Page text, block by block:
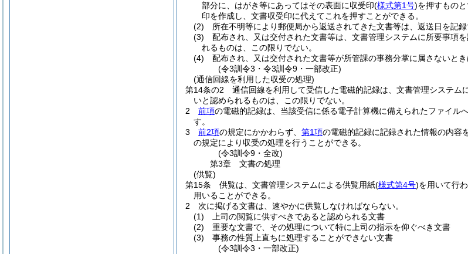
部分に、はがき等にあってはその表面に収受印(様式第1号)を押すものと
印を作成し、文書収受印に代えてこれを押すことができる。
(2)
所在不明等により郵便局から返送されてきた文書等は、返送日を記録
(3)
配布され、又は交付された文書等は、文書管理システムに所要事項を
れるものは、この限りでない。
(4)
配布され、又は交付された文書等が所管課の事務分掌に属さないと
(令3訓令3・令3訓令9・一部改正)
(通信回線を利用した収受の処理)
第14条の2
通信回線を利用して受信した電磁的記録は、文書管理システム
いと認められるものは、この限りでない。
2
前項の電磁的記録は、当該受信に係る電子計算機に備えられたファイ
す。
3
前2項の規定にかかわらず、 第1項の電磁的記録に記録された情報の内容
の規定により収受の処理を行うことができる。
(令3訓令9・全改)
第3章
文書の処理
(供覧)
第15条
供覧は、文書管理システムによる供覧用紙(様式第4号)を用いて行
用いることができる。
2
次に掲げる文書は、速やかに供覧しなければならない。
(1)
上司の閲覧に供すべきであると認められる文書
(2)
重要な文書で、その処理について特に上司の指示を仰ぐべき文書
(3)
事務の性質上直ちに処理することができない文書
(令3訓令3・一部改正)